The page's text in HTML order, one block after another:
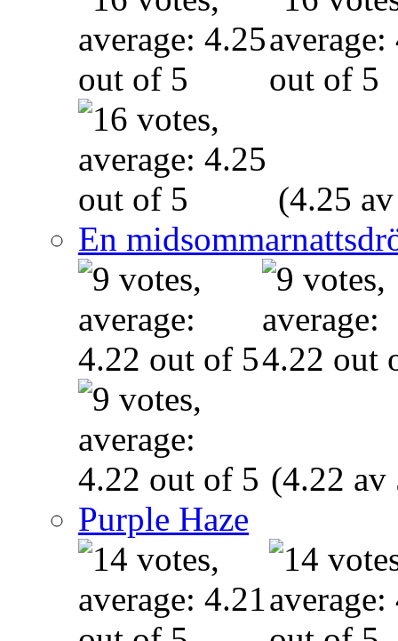
(4.25
En
(4.22 av
Purple Haze